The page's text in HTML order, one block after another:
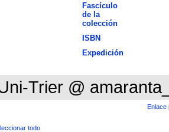
Fascículo
de la
colección
ISBN
Expedición
Trier @
Enlace
todo